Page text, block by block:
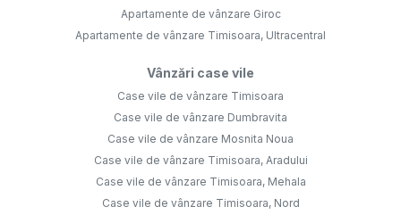
Apartamente de vânzare Giroc
Apartamente de vânzare Timisoara, Ultracentral
Vânzări case vile
Case vile de vânzare Timisoara
Case vile de vânzare Dumbravita
Case vile de vânzare Mosnita Noua
Case vile de vânzare Timisoara, Aradului
Case vile de vânzare Timisoara, Mehala
Case vile de vânzare Timisoara, Nord